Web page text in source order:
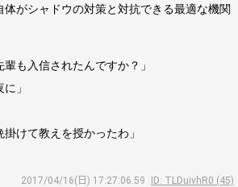
体がシャドウの対策と対抗できる最適な機関
も入信されたんですか？」
」
けて教えを授かったわ」
2017/04/16(日) 17:27:06.59
ID: TLDuivhR0 (45)